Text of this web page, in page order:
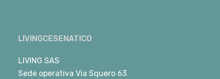
LIVINGCESENATICO
LIVING SAS
Sede operativa Via Squero 63